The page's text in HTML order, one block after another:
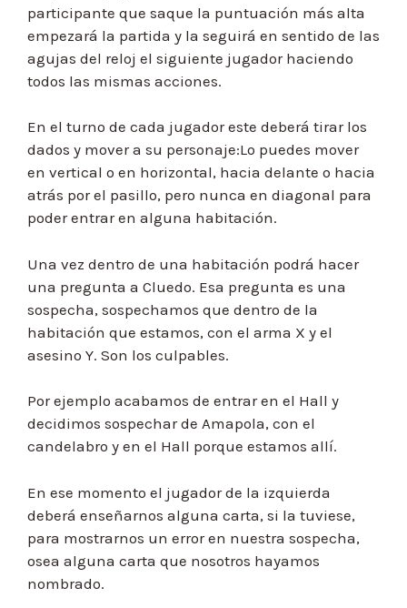
participante que saque la puntuación más alta
empezará la partida y la seguirá en sentido de las
agujas del reloj el siguiente jugador haciendo
todos las mismas acciones.
En el turno de cada jugador este deberá tirar los
dados y mover a su personaje:Lo puedes mover
en vertical o en horizontal, hacia delante o hacia
atrás por el pasillo, pero nunca en diagonal para
poder entrar en alguna habitación.
Una vez dentro de una habitación podrá hacer
una pregunta a Cluedo. Esa pregunta es una
sospecha, sospechamos que dentro de la
habitación que estamos, con el arma X y el
asesino Y. Son los culpables.
Por ejemplo acabamos de entrar en el Hall y
decidimos sospechar de Amapola, con el
candelabro y en el Hall porque estamos allí.
En ese momento el jugador de la izquierda
deberá enseñarnos alguna carta, si la tuviese,
para mostrarnos un error en nuestra sospecha,
osea alguna carta que nosotros hayamos
nombrado.